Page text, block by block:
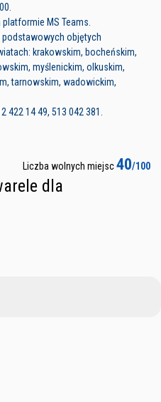
MS Teams.
podstawowych objętych
krakowskim, bocheńskim,
myślenickim, olkuskim,
tarnowskim, wadowickim,
14 49, 513 042 381.
Liczba wolnych miejsc40/100
dla